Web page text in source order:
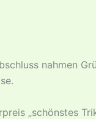
nahmen
„schönstes